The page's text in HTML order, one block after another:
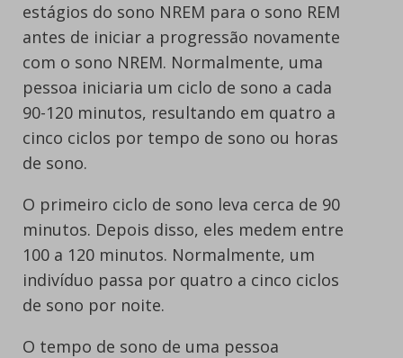
estágios do sono NREM para o sono REM
antes de iniciar a progressão novamente
com o sono NREM. Normalmente, uma
pessoa iniciaria um ciclo de sono a cada
90-120 minutos, resultando em quatro a
cinco ciclos por tempo de sono ou horas
de sono.
O primeiro ciclo de sono leva cerca de 90
minutos. Depois disso, eles medem entre
100 a 120 minutos. Normalmente, um
indivíduo passa por quatro a cinco ciclos
de sono por noite.
O tempo de sono de uma pessoa